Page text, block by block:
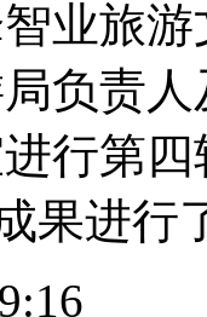
业旅
负责
行第
果进行